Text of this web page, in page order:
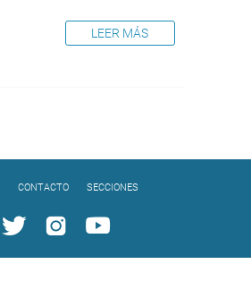
LEER MÁS
CONTACTO SECCIONES